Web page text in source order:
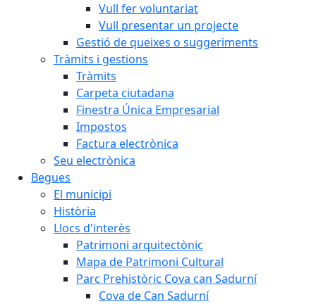
Vull fer voluntariat
Vull presentar un projecte
Gestió de queixes o suggeriments
Tràmits i gestions
Tràmits
Carpeta ciutadana
Finestra Única Empresarial
Impostos
Factura electrònica
Seu electrònica
Begues
El municipi
Història
Llocs d'interès
Patrimoni arquitectònic
Mapa de Patrimoni Cultural
Parc Prehistòric Cova can Sadurní
Cova de Can Sadurní